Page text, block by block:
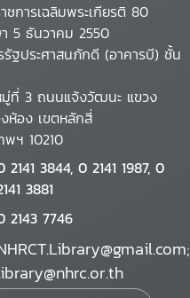
ชการเฉลิมพระเกียรติ 80
5 ธันวาคม 2550
รัฐประศาสนภักดี (อาคารบี) ชั้น
มู่ที่ 3 ถนนแจ้งวัฒนะ แขวง
ห้อง เขตหลักสี่
พฯ 10210
2141 3844, 0 2141 1987, 0
3881
2143 7746